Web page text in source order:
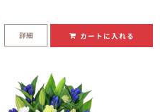
詳細 カートに入れる